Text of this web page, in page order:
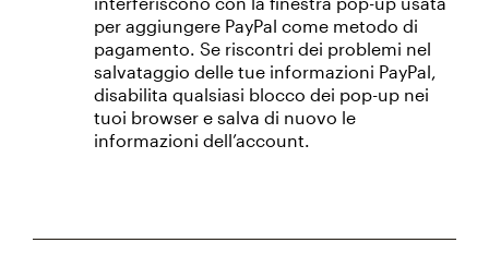
per aggiungere PayPal come metodo di
pagamento. Se riscontri dei problemi nel
salvataggio delle tue informazioni PayPal,
disabilita qualsiasi blocco dei pop-up nei
tuoi browser e salva di nuovo le
informazioni dell’account.